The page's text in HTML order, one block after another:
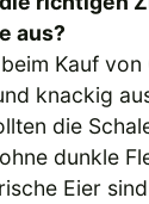
aus?
Kauf von
knackig
die
dunkle
Eier